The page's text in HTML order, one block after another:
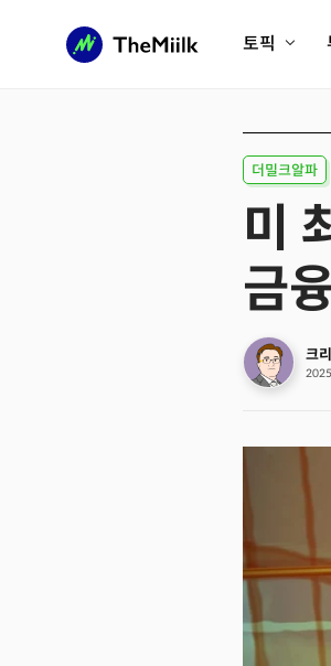
토픽
피지컬AI/로봇
AX비즈니스혁명
전체 기사 보기
더밀크알파
미
금
크